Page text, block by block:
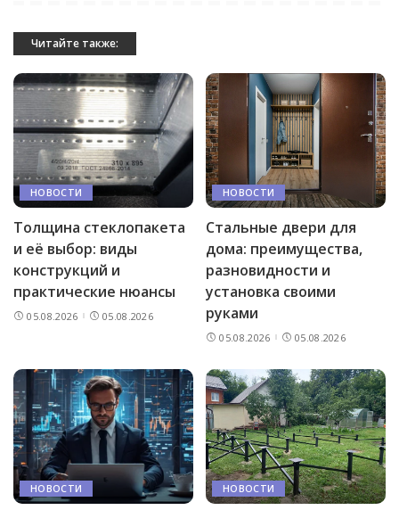
Читайте также:
НОВОСТИ
Толщина стеклопакета
и её выбор: виды
конструкций и
практические нюансы
05.08.2026 05.08.2026
НОВОСТИ
Стальные двери для
дома: преимущества,
разновидности и
установка своими
руками
05.08.2026 05.08.2026
НОВОСТИ НОВОСТИ